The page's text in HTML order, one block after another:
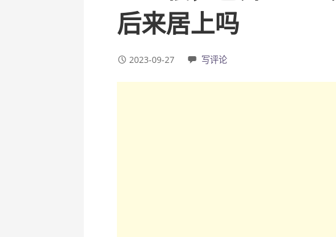
后来居上吗
2023-09-27 写评论